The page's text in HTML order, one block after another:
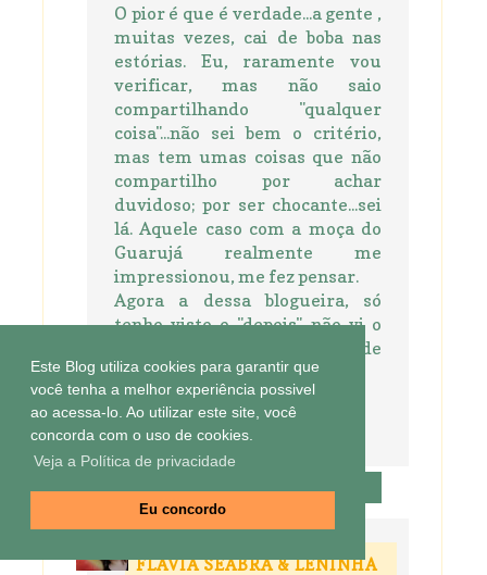
Este Blog utiliza cookies para garantir que
você tenha a melhor experiência possivel
ao acessa-lo. Ao utilizar este site, você
concorda com o uso de cookies.
Veja a Política de privacidade
Eu concordo
O pior é que é verdade...a gente ,
muitas vezes, cai de boba nas
estórias. Eu, raramente vou
verificar, mas não saio
compartilhando "qualquer
coisa"...não sei bem o critério,
mas tem umas coisas que não
compartilho por achar
duvidoso; por ser chocante...sei
lá. Aquele caso com a moça do
Guarujá realmente me
impressionou, me fez pensar.
Agora a dessa blogueira, só
tenho visto o "depois", não vi o
antes e o durante...que cara de
pau!
Beijos, Renata
palpitandoemtudo
Responder
FLAVIA SEABRA & LENINHA